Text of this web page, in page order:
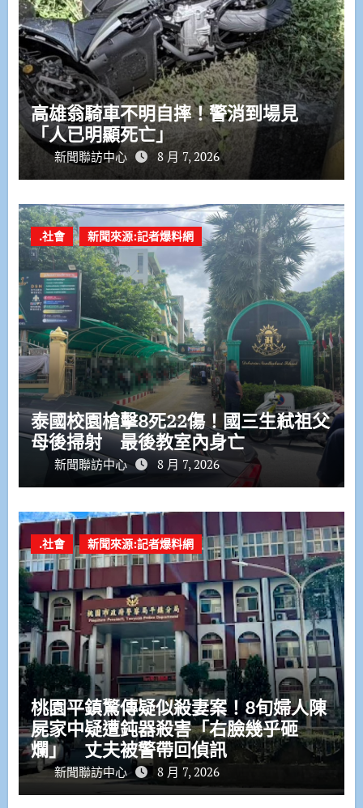
高雄翁騎車不明自摔！警消到場見
「人已明顯死亡」
新聞聯訪中心 8 月 7, 2026
.社會 新聞來源:記者爆料網
泰國校園槍擊8死22傷！國三生弒祖父
母後掃射 最後教室內身亡
新聞聯訪中心 8 月 7, 2026
.社會 新聞來源:記者爆料網
桃園平鎮驚傳疑似殺妻案！8旬婦人陳
屍家中疑遭鈍器殺害「右臉幾乎砸
爛」 丈夫被警帶回偵訊
新聞聯訪中心 8 月 7, 2026